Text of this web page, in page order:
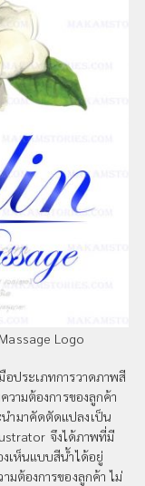
Logo
อประเภทการวาดภาพสี
วามต้องการของลูกค้า
ำมาคัดตัดแปลงเป็น
จึงได้ภาพที่มี
งเห็นแบบสีน้ำได้อยู่
มต้องการของลูกค้า ไม่